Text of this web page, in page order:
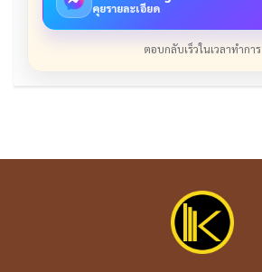
คุยรายละเอียด
ตอบกลับเร็วในเวลาทำการ